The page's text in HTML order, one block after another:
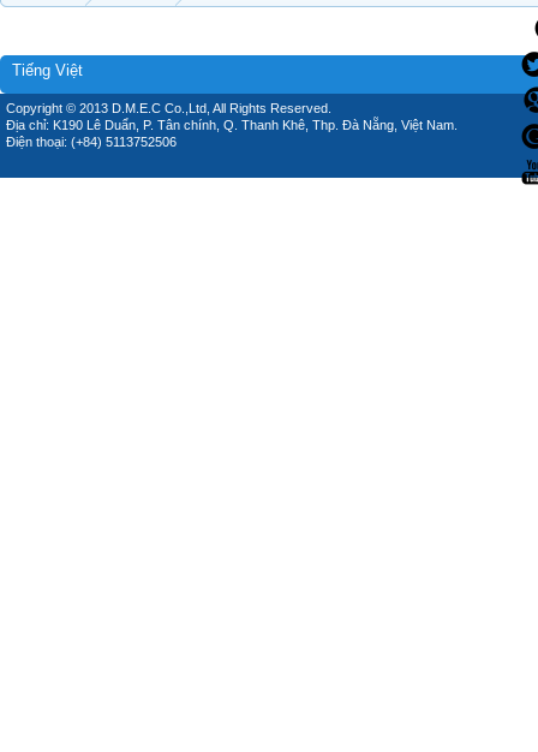
Tiếng Việt
Copyright © 2013 D.M.E.C Co.,Ltd, All Rights Reserved.
Địa chỉ: K190 Lê Duẩn, P. Tân chính, Q. Thanh Khê, Thp. Đà Nẵng, Việt Nam.
Điện thoại: (+84) 5113752506